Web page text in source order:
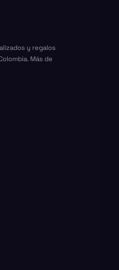
y regalos
Más de